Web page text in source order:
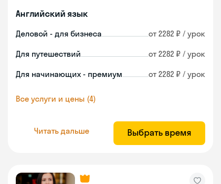
Английский язык
Деловой - для бизнеса от 2282 ₽ / урок
Для путешествий от 2282 ₽ / урок
Для начинающих - премиум от 2282 ₽ / урок
Все услуги и цены (4)
Читать дальше Выбрать время